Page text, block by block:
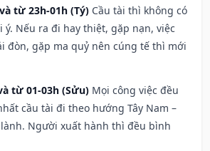
từ 23h-01h (Tý) Cầu tài thì không có
ý. Nếu ra đi hay thiệt, gặp nạn, việc
đòn, gặp ma quỷ nên cúng tế thì mới
từ 01-03h (Sửu) Mọi công việc đều
cầu tài đi theo hướng Tây Nam –
Người xuất hành thì đều bình